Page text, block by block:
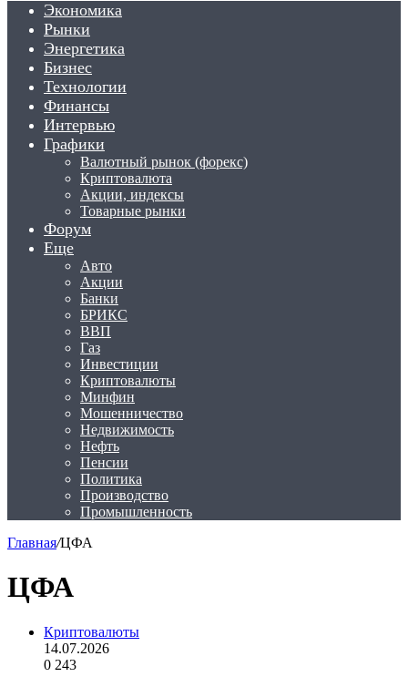
Экономика
Рынки
Энергетика
Бизнес
Технологии
Финансы
Интервью
Графики
Валютный рынок (форекс)
Криптовалюта
Акции, индексы
Товарные рынки
Форум
Еще
Авто
Акции
Банки
БРИКС
ВВП
Газ
Инвестиции
Криптовалюты
Минфин
Мошенничество
Недвижимость
Нефть
Пенсии
Политика
Производство
Промышленность
Главная/ЦФА
ЦФА
Криптовалюты
14.07.2026
0 243